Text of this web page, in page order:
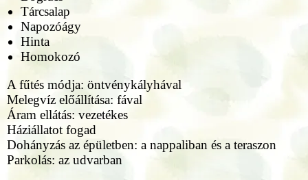
Tárcsalap
Napozóágy
Hinta
Homokozó
A fűtés módja: öntvénykályhával
Melegvíz előállítása: fával
Áram ellátás: vezetékes
Háziállatot fogad
Dohányzás az épületben: a nappaliban és a teraszon
Parkolás: az udvarban